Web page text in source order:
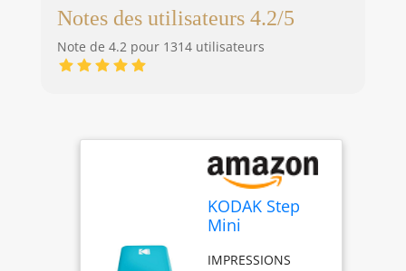
Notes des utilisateurs 4.2/5
Note de 4.2 pour 1314 utilisateurs
KODAK Step
Mini
mobile couleur
IMPRESSIONS